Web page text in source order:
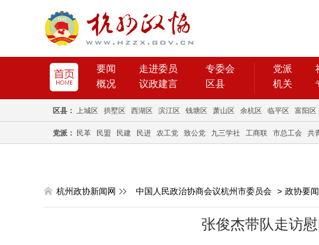
要闻 走进委员
专委会
概况
议政建言 区县
党派
机关
区县： 上城区 拱墅区 西湖区 滨江区 钱塘区 萧山区 余杭区 临平区 富阳区
党派： 民革 民盟 民建 民进 农工党 致公党 九三学社 工商联 市总工会 共
杭州政协新闻网 中国人民政治协商会议杭州市委员会 > 政协要闻
张俊杰带队走访